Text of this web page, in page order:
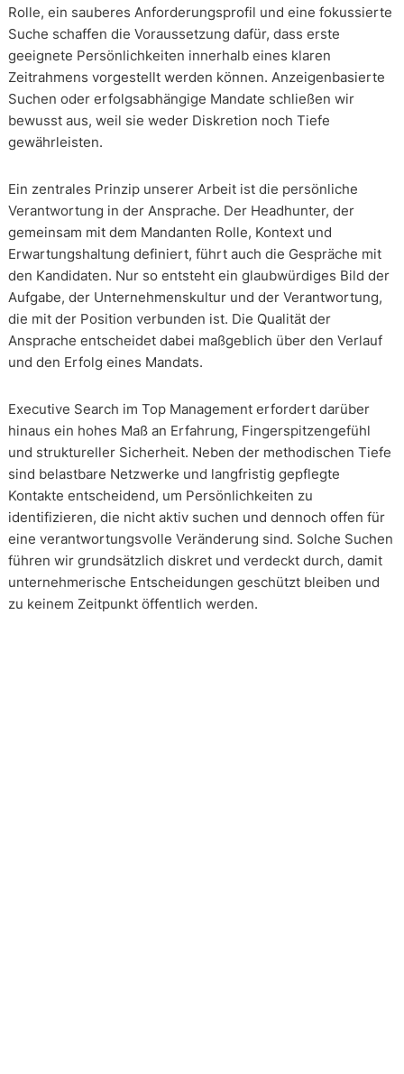
Rolle, ein sauberes Anforderungsprofil und eine fokussierte
Suche schaffen die Voraussetzung dafür, dass erste
geeignete Persönlichkeiten innerhalb eines klaren
Zeitrahmens vorgestellt werden können. Anzeigenbasierte
Suchen oder erfolgsabhängige Mandate schließen wir
bewusst aus, weil sie weder Diskretion noch Tiefe
gewährleisten.
Ein zentrales Prinzip unserer Arbeit ist die persönliche
Verantwortung in der Ansprache. Der Headhunter, der
gemeinsam mit dem Mandanten Rolle, Kontext und
Erwartungshaltung definiert, führt auch die Gespräche mit
den Kandidaten. Nur so entsteht ein glaubwürdiges Bild der
Aufgabe, der Unternehmenskultur und der Verantwortung,
die mit der Position verbunden ist. Die Qualität der
Ansprache entscheidet dabei maßgeblich über den Verlauf
und den Erfolg eines Mandats.
Executive Search im Top Management erfordert darüber
hinaus ein hohes Maß an Erfahrung, Fingerspitzengefühl
und struktureller Sicherheit. Neben der methodischen Tiefe
sind belastbare Netzwerke und langfristig gepflegte
Kontakte entscheidend, um Persönlichkeiten zu
identifizieren, die nicht aktiv suchen und dennoch offen für
eine verantwortungsvolle Veränderung sind. Solche Suchen
führen wir grundsätzlich diskret und verdeckt durch, damit
unternehmerische Entscheidungen geschützt bleiben und
zu keinem Zeitpunkt öffentlich werden.